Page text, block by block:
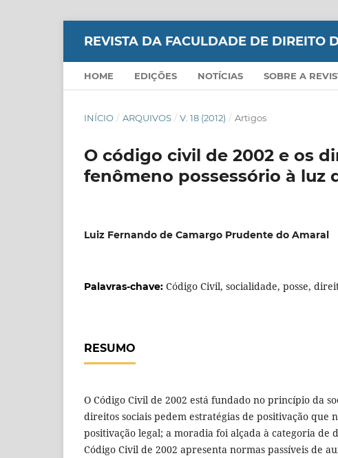
REVISTA DA FACULDADE DE DIREITO
HOME EDIÇÕES NOTÍCIAS SOBRE A
INÍCIO / ARQUIVOS / V. 18 (2012) / Artigos
O código civil de 2002 e os
fenômeno possessório à luz
Luiz Fernando de Camargo Prudente do Amaral
Palavras-chave: Código Civil, socialidade, posse,
RESUMO
O Código Civil de 2002 está fundado no princípio da
direitos sociais pedem estratégias de positivação que
positivação legal; a moradia foi alçada à categoria de
Código Civil de 2002 apresenta normas passíveis de